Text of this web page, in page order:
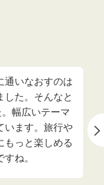
通いなおすのは
した。そんなと
幅広いテーマ
います。旅行や
もっと楽しめる
ね。